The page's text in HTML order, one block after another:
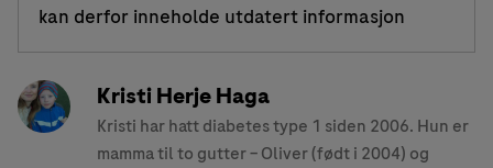
kan derfor inneholde utdatert informasjon
Kristi Herje Haga
Kristi har hatt diabetes type 1 siden 2006. Hun er
mamma til to gutter – Oliver (født i 2004) og